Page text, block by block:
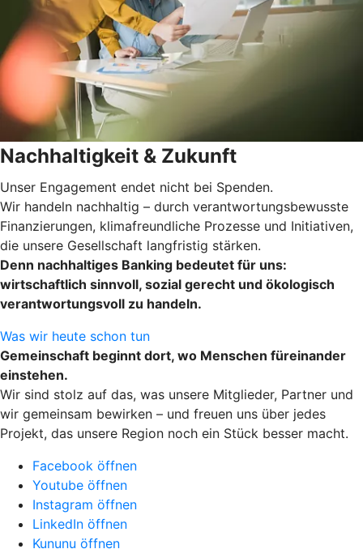
Nachhaltigkeit & Zukunft
Unser Engagement endet nicht bei Spenden.
Wir handeln nachhaltig – durch verantwortungsbewusste
Finanzierungen, klimafreundliche Prozesse und Initiativen,
die unsere Gesellschaft langfristig stärken.
Denn nachhaltiges Banking bedeutet für uns:
wirtschaftlich sinnvoll, sozial gerecht und ökologisch
verantwortungsvoll zu handeln.
Was wir heute schon tun
Gemeinschaft beginnt dort, wo Menschen füreinander
einstehen.
Wir sind stolz auf das, was unsere Mitglieder, Partner und
wir gemeinsam bewirken – und freuen uns über jedes
Projekt, das unsere Region noch ein Stück besser macht.
Facebook öffnen
Youtube öffnen
Instagram öffnen
LinkedIn öffnen
Kununu öffnen